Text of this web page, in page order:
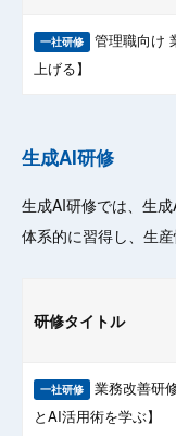
一社研修 管理職向け
上げる】
生成AI研修
生成AI研修では、生
体系的に習得し、生
研修タイトル
一社研修 業務改善研
とAI活用術を学ぶ】